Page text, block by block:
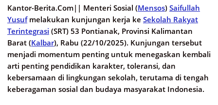
Kantor-Berita.Com|| Menteri Sosial (Mensos) Saifullah
Yusufmelakukan kunjungan kerja ke Sekolah Rakyat
Terintegrasi (SRT) 53 Pontianak, Provinsi Kalimantan
Barat (Kalbar), Rabu (22/10/2025). Kunjungan tersebut
menjadi momentum penting untuk menegaskan kembali
arti penting pendidikan karakter, toleransi, dan
kebersamaan di lingkungan sekolah, terutama di tengah
keberagaman sosial dan budaya masyarakat Indonesia.